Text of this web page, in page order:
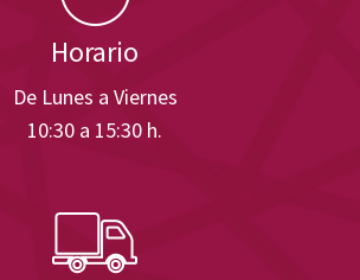
Horario
De Lunes a Viernes
10:30 a 15:30 h.